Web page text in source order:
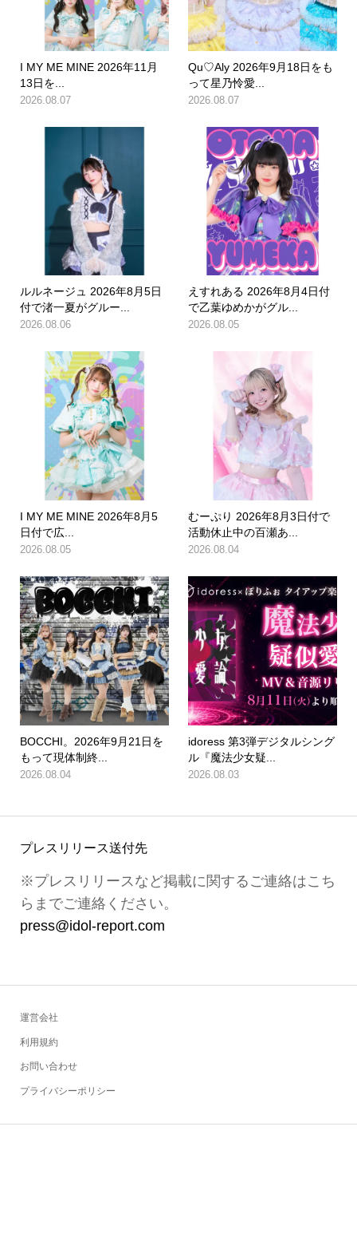
I MY ME MINE 2026年11月
13日を...
2026.08.07
Qu♡Aly 2026年9月18日をも
って星乃怜愛...
2026.08.07
ルルネージュ 2026年8月5日
付で渚一夏がグルー...
2026.08.06
えすれある 2026年8月4日付
で乙葉ゆめかがグル...
2026.08.05
I MY ME MINE 2026年8月5
日付で広...
2026.08.05
むーぷり 2026年8月3日付で
活動休止中の百瀬あ...
2026.08.04
BOCCHI。2026年9月21日を
もって現体制終...
2026.08.04
idoress 第3弾デジタルシング
ル『魔法少女疑...
2026.08.03
プレスリリース送付先
※プレスリリースなど掲載に関するご連絡はこち
らまでご連絡ください。
press@idol-report.com
運営会社
利用規約
お問い合わせ
プライバシーポリシー